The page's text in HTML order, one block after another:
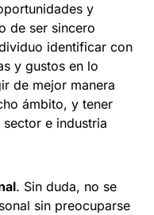
y
de ser sincero
identificar con
y gustos en lo
de mejor manera
ámbito, y tener
e industria
. Sin duda, no se
sin preocuparse